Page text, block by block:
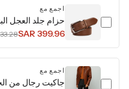
اجمع مع
حزام جلد العجل
SAR 399.96
اجمع مع
جاكيت رجال من